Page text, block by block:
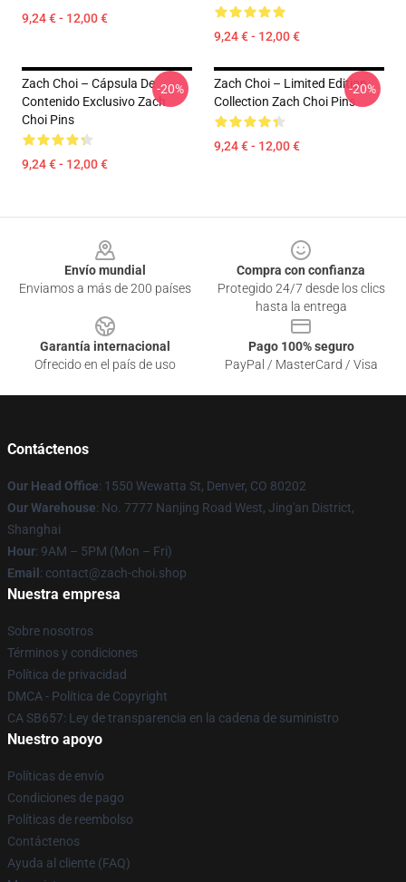
9,24 € - 12,00 €
9,24 € - 12,00 €
Zach Choi – Cápsula De
Contenido Exclusivo Zach
Choi Pins
9,24 € - 12,00 €
-20%
Zach Choi – Limited Edition
Collection Zach Choi Pins
9,24 € - 12,00 €
-20%
Envío mundial
Enviamos a más de 200 países
Compra con confianza
Protegido 24/7 desde los clics
hasta la entrega
Garantía internacional
Ofrecido en el país de uso
Pago 100% seguro
PayPal / MasterCard / Visa
Contáctenos
Our Head Office: 1550 Wewatta St, Denver, CO 80202
Our Warehouse: No. 7777 Nanjing Road West, Jing'an District,
Shanghai
Hour: 9AM – 5PM (Mon – Fri)
Email : contact@zach-choi.shop
Nuestra empresa
Sobre nosotros
Términos y condiciones
Política de privacidad
DMCA - Política de Copyright
CA SB657: Ley de transparencia en la cadena de suministro
Nuestro apoyo
Políticas de envío
Condiciones de pago
Políticas de reembolso
Contáctenos
Ayuda al cliente (FAQ)